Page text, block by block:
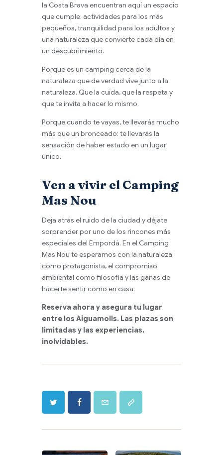
la Costa Brava encuentran aquí un espacio
que cumple: actividades para los más
pequeños, tranquilidad para los adultos y
una naturaleza que convierte cada día en
un descubrimiento.
Porque es un camping cerca de la
naturaleza que de verdad vive junto a la
naturaleza. Que la cuida, que la respeta y
que te invita a hacer lo mismo.
Porque cuando te vayas, te llevarás mucho
más que un bronceado: te llevarás la
sensación de haber estado en un lugar
único.
Ven a vivir el Camping
Mas Nou
Deja atrás el ruido de la ciudad y déjate
sorprender por uno de los rincones más
especiales del Empordà. En el Camping
Mas Nou te esperamos con la naturaleza
como protagonista, el compromiso
ambiental como filosofía y las ganas de
hacerte sentir como en casa.
Reserva ahora y asegura tu lugar
entre los Aiguamolls. Las plazas son
limitadas y las experiencias,
inolvidables.